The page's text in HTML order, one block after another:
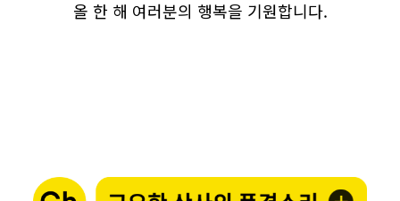
올 한 해 여러분의 행복을 기원합니다.